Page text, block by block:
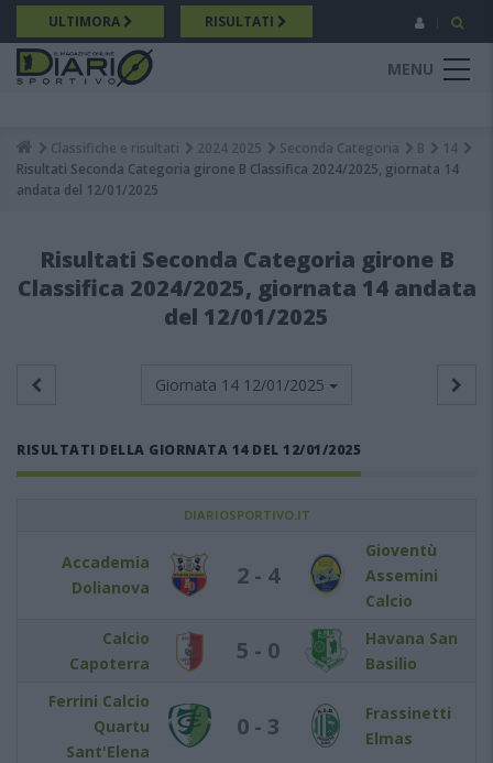
Salta
al
contenuto
principale
ULTIMORA RISULTATI
MENU
Breadcrumb
Classifiche e risultati 2024 2025 Seconda Categoria B
14
Risultati Seconda Categoria girone B Classifica 2024/2025, giornata 14
andata del 12/01/2025
Risultati Seconda Categoria girone B
Classifica 2024/2025, giornata 14 andata
del 12/01/2025
Giornata 14 12/01/2025
RISULTATI DELLA GIORNATA 14 DEL 12/01/2025
DIARIOSPORTIVO.IT
Accademia
Dolianova
2 - 4
Gioventù
Assemini
Calcio
Calcio
Capoterra
5 - 0
Havana San
Basilio
Ferrini Calcio
Quartu
Sant'Elena
0 - 3
Frassinetti
Elmas